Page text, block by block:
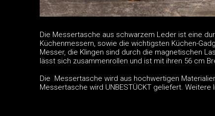
Die Messertasche aus schwarzem Leder ist eine
Küchenmessern, sowie die wichtigsten Küchen-
Messer, die Klingen sind durch die magnetischen
lässt sich zusammenrollen und ist mit ihren 56 cm
Die Messertasche wird aus hochwertigen
Messertasche wird UNBESTÜCKT geliefert. Weitere